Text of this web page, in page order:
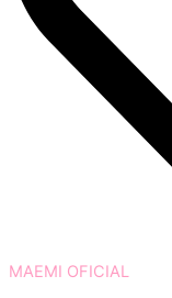
MAEMI OFICIAL